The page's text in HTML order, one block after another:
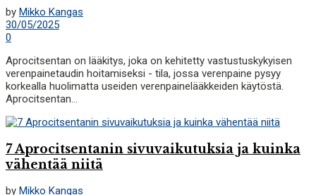
by Mikko Kangas
30/05/2025
0
Aprocitsentan on lääkitys, joka on kehitetty vastustuskykyisen
verenpainetaudin hoitamiseksi - tila, jossa verenpaine pysyy
korkealla huolimatta useiden verenpainelääkkeiden käytöstä.
Aprocitsentan...
7 Aprocitsentanin sivuvaikutuksia ja kuinka
vähentää niitä
by Mikko Kangas